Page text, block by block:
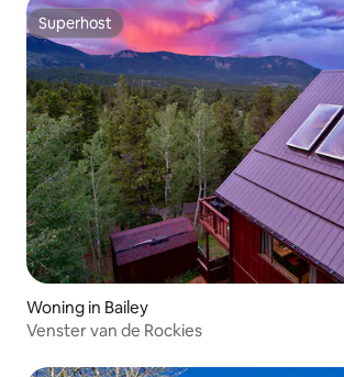
Superhost
Superhost
Woning in Bailey
Venster van de Rockies